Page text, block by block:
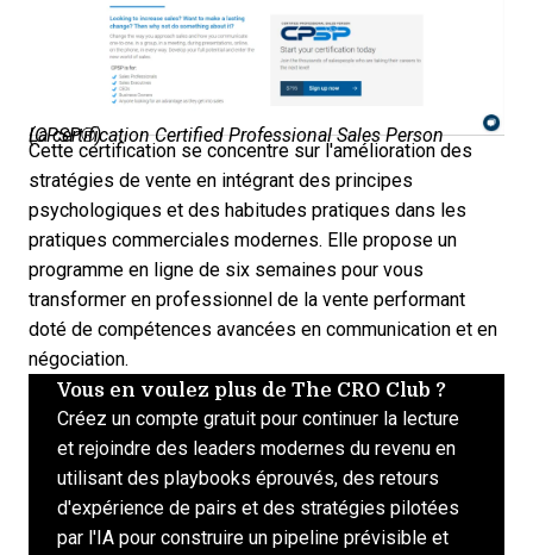
La certification Certified Professional Sales Person (CPSP®)
Cette certification se concentre sur l'amélioration des
stratégies de vente en intégrant des principes
psychologiques et des habitudes pratiques dans les
pratiques commerciales modernes. Elle propose un
programme en ligne de six semaines pour vous
transformer en professionnel de la vente performant
doté de compétences avancées en communication et en
négociation.
Vous en voulez plus de The CRO Club ?
Créez un compte gratuit pour continuer la lecture
et rejoindre des leaders modernes du revenu en
utilisant des playbooks éprouvés, des retours
d'expérience de pairs et des stratégies pilotées
par l'IA pour construire un pipeline prévisible et